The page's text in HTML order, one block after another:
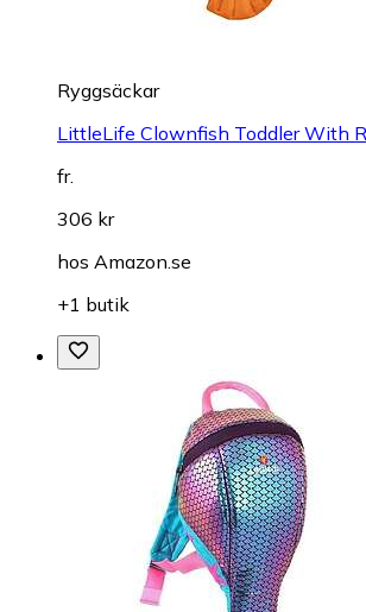
Ryggsäckar
LittleLife Clownfish Toddler With
fr.
306 kr
hos Amazon.se
+1 butik